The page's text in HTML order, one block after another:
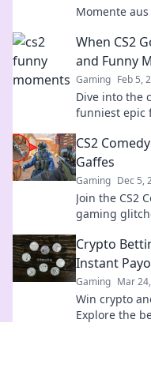
Momente
Pannen!
When CS2
and Funny
Gaming Feb 5,
Dive into the
funniest epic
CS2
Gaffes
Gaming Dec 5,
Join the CS2
gaming
Crypto
Instant
Gaming Mar
Win crypto
Explore the